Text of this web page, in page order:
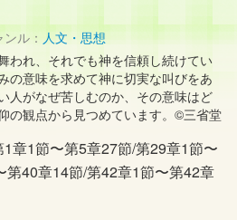
ル： 人文・思想
われ、それでも神を信頼し続けてい
の意味を求めて神に切実な叫びをあ
人がなぜ苦しむのか、その意味はど
の観点から見つめています。©三省堂
1節〜第5章27節/第29章1節〜
40章14節/第42章1節〜第42章